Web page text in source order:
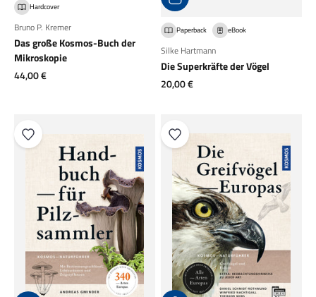
Hardcover
Bruno P. Kremer
Das große Kosmos-Buch der
Mikroskopie
Angebot
44,00 €
Paperback eBook
Silke Hartmann
Die Superkräfte der Vögel
Angebot
20,00 €